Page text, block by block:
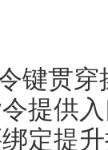
键贯
提供
定提